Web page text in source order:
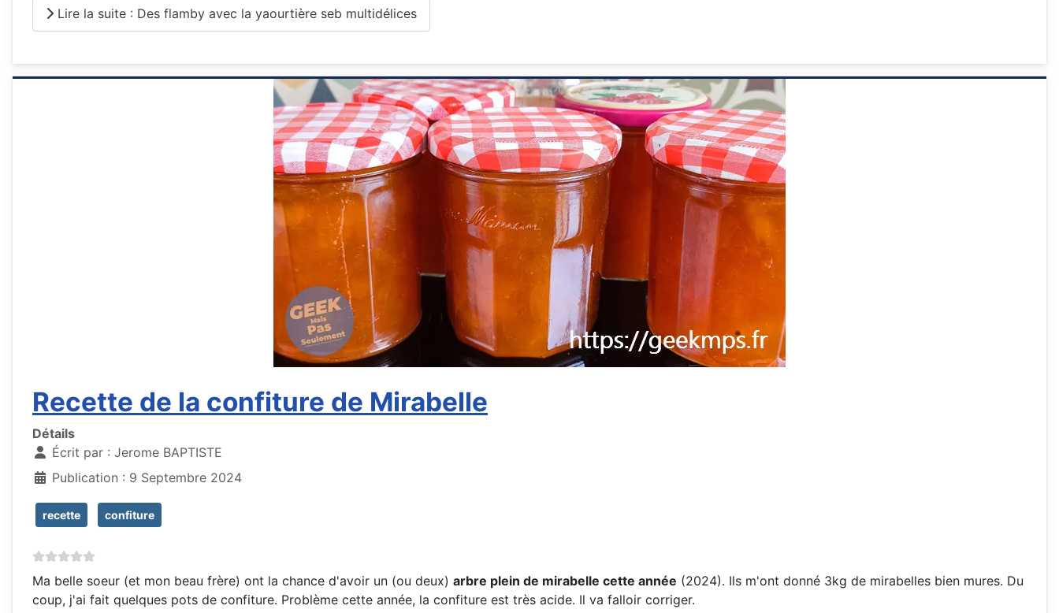
Lire la suite : Des flamby avec la yaourtière seb multidélices
Recette de la confiture de Mirabelle
Détails
Écrit par : Jerome BAPTISTE
Publication : 9 Septembre 2024
recette confiture
Ma belle soeur (et mon beau frère) ont la chance d'avoir un (ou deux) arbre plein de mirabelle cette année (2024). Ils m'ont donné 3kg de mirabelles bien mures. Du
coup, j'ai fait quelques pots de confiture. Problème cette année, la confiture est très acide. Il va falloir corriger.